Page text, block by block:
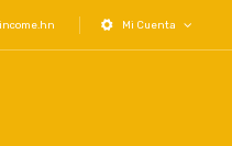
Mi Cuenta